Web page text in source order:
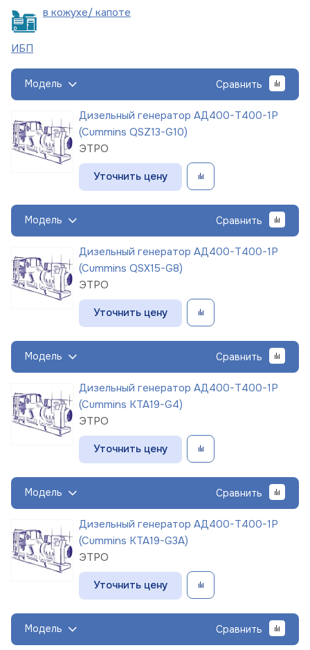
в кожухе/ капоте
ИБП
Модель Сравнить
Дизельный генератор АД400-Т400-1Р
(Cummins QSZ13-G10)
ЭТРО
Уточнить цену
Модель Сравнить
Дизельный генератор АД400-Т400-1Р
(Cummins QSX15-G8)
ЭТРО
Уточнить цену
Модель Сравнить
Дизельный генератор АД400-Т400-1Р
(Cummins KTA19-G4)
ЭТРО
Уточнить цену
Модель Сравнить
Дизельный генератор АД400-Т400-1Р
(Cummins KTA19-G3A)
ЭТРО
Уточнить цену
Модель Сравнить